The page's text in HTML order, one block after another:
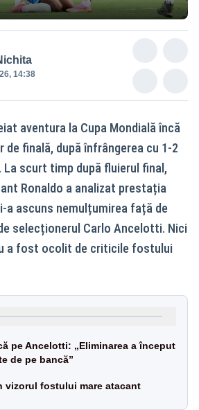
14:38
aventura la Cupa Mondială încă
de finală, după înfrângerea cu 1-2
La scurt timp după fluierul final,
Ronaldo a analizat prestația
a ascuns nemulțumirea față de
selecționerul Carlo Ancelotti. Nici
a fost ocolit de criticile fostului
pe Ancelotti: „Eliminarea a început
de pe bancă”
vizorul fostului mare atacant